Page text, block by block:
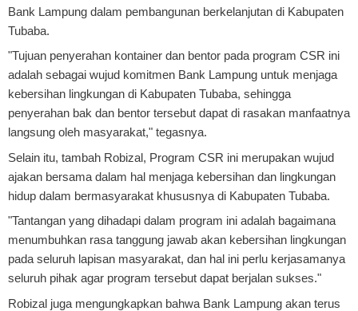
Bank Lampung dalam pembangunan berkelanjutan di Kabupaten
Tubaba.
"Tujuan penyerahan kontainer dan bentor pada program CSR ini
adalah sebagai wujud komitmen Bank Lampung untuk menjaga
kebersihan lingkungan di Kabupaten Tubaba, sehingga
penyerahan bak dan bentor tersebut dapat di rasakan manfaatnya
langsung oleh masyarakat," tegasnya.
Selain itu, tambah Robizal, Program CSR ini merupakan wujud
ajakan bersama dalam hal menjaga kebersihan dan lingkungan
hidup dalam bermasyarakat khususnya di Kabupaten Tubaba.
"Tantangan yang dihadapi dalam program ini adalah bagaimana
menumbuhkan rasa tanggung jawab akan kebersihan lingkungan
pada seluruh lapisan masyarakat, dan hal ini perlu kerjasamanya
seluruh pihak agar program tersebut dapat berjalan sukses."
Robizal juga mengungkapkan bahwa Bank Lampung akan terus